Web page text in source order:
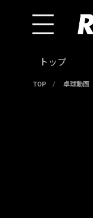
トップ
TOP / 卓球動画